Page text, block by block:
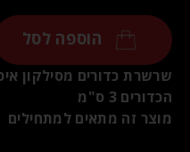
הוספה לסל
שרשרת כדורים מסילקון
הכדורים 3 ס"מ
מוצר זה מתאים למתחילים